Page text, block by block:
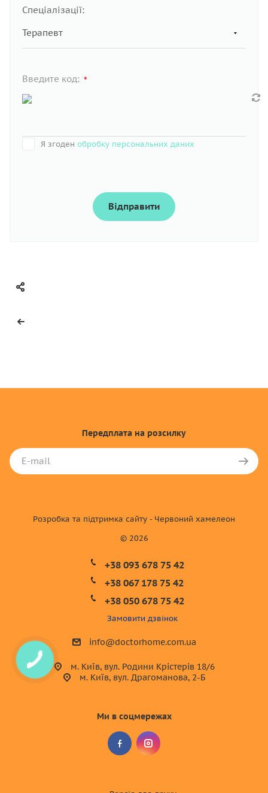
Спеціалізації:
Введите код: *
Я згоден обробку персональних даних
Відправити
Передплата на розсилку
© 2026
Розробка та підтримка сайту - Червоний хамелеон
+38 093 678 75 42
+38 067 178 75 42
+38 050 678 75 42
Замовити дзвінок
info@doctorhome.com.ua
м. Київ, вул. Родини Крістерів 18/6
м. Київ, вул. Драгоманова, 2-Б
Ми в соцмережах